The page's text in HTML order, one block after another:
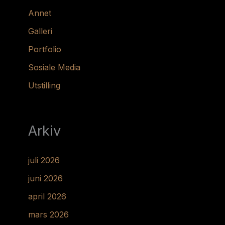
Annet
Galleri
Portfolio
Sosiale Media
Utstilling
Arkiv
juli 2026
juni 2026
april 2026
mars 2026